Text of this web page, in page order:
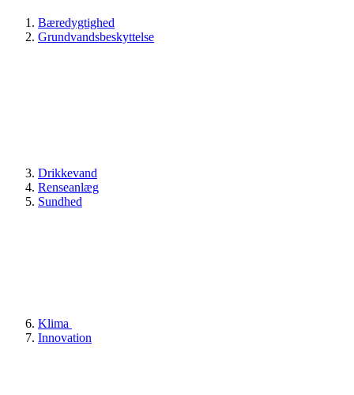
Bæredygtighed
Grundvandsbeskyttelse
Drikkevand
Renseanlæg
Sundhed
Klima
Innovation